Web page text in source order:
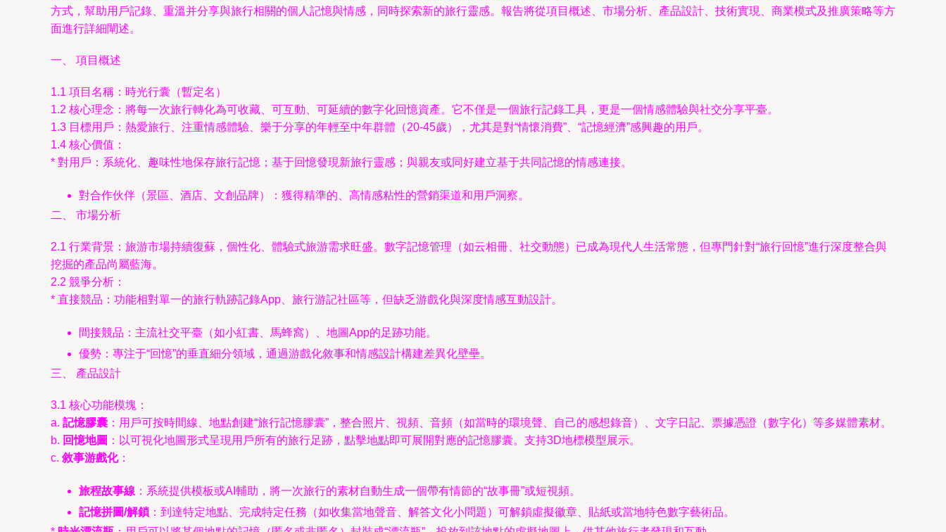
方式，幫助用戶記錄、重溫并分享與旅行相關的個人記憶與情感，同時探索新的旅行靈感。報告將從項目概述、市場分析、產品設計、技術實現、商業模式及推廣策略等方
面進行詳細闡述。
一、 項目概述
1.1 項目名稱：時光行囊（暫定名）
1.2 核心理念：將每一次旅行轉化為可收藏、可互動、可延續的數字化回憶資產。它不僅是一個旅行記錄工具，更是一個情感體驗與社交分享平臺。
1.3 目標用戶：熱愛旅行、注重情感體驗、樂于分享的年輕至中年群體（20-45歲），尤其是對“情懷消費”、“記憶經濟”感興趣的用戶。
1.4 核心價值：
* 對用戶：系統化、趣味性地保存旅行記憶；基于回憶發現新旅行靈感；與親友或同好建立基于共同記憶的情感連接。
對合作伙伴（景區、酒店、文創品牌）：獲得精準的、高情感粘性的營銷渠道和用戶洞察。
二、 市場分析
2.1 行業背景：旅游市場持續復蘇，個性化、體驗式旅游需求旺盛。數字記憶管理（如云相冊、社交動態）已成為現代人生活常態，但專門針對“旅行回憶”進行深度整合與
挖掘的產品尚屬藍海。
2.2 競爭分析：
* 直接競品：功能相對單一的旅行軌跡記錄App、旅行游記社區等，但缺乏游戲化與深度情感互動設計。
間接競品：主流社交平臺（如小紅書、馬蜂窩）、地圖App的足跡功能。
優勢：專注于“回憶”的垂直細分領域，通過游戲化敘事和情感設計構建差異化壁壘。
三、 產品設計
3.1 核心功能模塊：
a. 記憶膠囊 ：用戶可按時間線、地點創建“旅行記憶膠囊”，整合照片、視頻、音頻（如當時的環境聲、自己的感想錄音）、文字日記、票據憑證（數字化）等多媒體素材。
b. 回憶地圖 ：以可視化地圖形式呈現用戶所有的旅行足跡，點擊地點即可展開對應的記憶膠囊。支持3D地標模型展示。
c. 敘事游戲化：
旅程故事線 ：系統提供模板或AI輔助，將一次旅行的素材自動生成一個帶有情節的“故事冊”或短視頻。
記憶拼圖/解鎖 ：到達特定地點、完成特定任務（如收集當地聲音、解答文化小問題）可解鎖虛擬徽章、貼紙或當地特色數字藝術品。